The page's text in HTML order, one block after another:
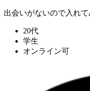
出会いがないので入れ
20代
学生
オンライン可